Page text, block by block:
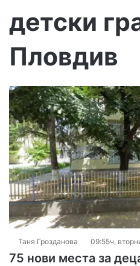
детски
Пловдив
Таня Грозданова 09:55ч,
75 нови места за